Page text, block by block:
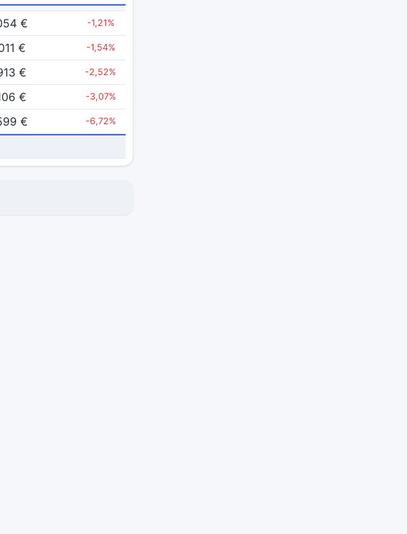
€ -1,21%
€ -1,54%
€ -2,52%
€ -3,07%
€ -6,72%